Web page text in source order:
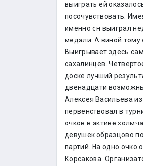
выиграть ей
посочувствовать.
именно он выиграл
медали. А виной тому
Выигрывает здесь
сахалинцев.
доске лучший
двенадцати
Алексея Васильева
первенствовал в
очков в активе
девушек образцово
партий. На одно очко
Корсакова.